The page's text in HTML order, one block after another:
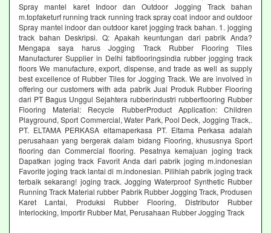
Spray mantel karet Indoor dan Outdoor Jogging Track bahan
m.topfaketurf running track running track spray coat indoor and outdoor
Spray mantel indoor dan outdoor karet jogging track bahan. 1. jogging
track bahan Deskripsi. Q: Apakah keuntungan dari pabrik Anda?
Mengapa saya harus Jogging Track Rubber Flooring Tiles
Manufacturer Supplier in Delhi fabflooringsindia rubber jogging track
floors We manufacture, export, dispense, and trade as well as supply
best excellence of Rubber Tiles for Jogging Track. We are involved in
offering our customers with ada pabrik Jual Produk Rubber Flooring
dari PT Bagus Unggul Sejahtera rubberindustri rubberflooring Rubber
Flooring Material: Recycle RubberProduct Application: Children
Playground, Sport Commercial, Water Park, Pool Deck, Jogging Track,.
PT. ELTAMA PERKASA eltamaperkasa PT. Eltama Perkasa adalah
perusahaan yang bergerak dalam bidang Flooring, khususnya Sport
flooring dan Commercial flooring. Pesatnya kemajuan joging track
Dapatkan joging track Favorit Anda dari pabrik joging m.indonesian
Favorite joging track lantai di m.indonesian. Pilihlah pabrik joging track
terbaik sekarang! joging track. Jogging Waterproof Synthetic Rubber
Running Track Material rubber Pabrik Rubber Jogging Track, Produsen
Karet Lantai, Produksi Rubber Flooring, Distributor Rubber
Interlocking, Importir Rubber Mat, Perusahaan Rubber Jogging Track